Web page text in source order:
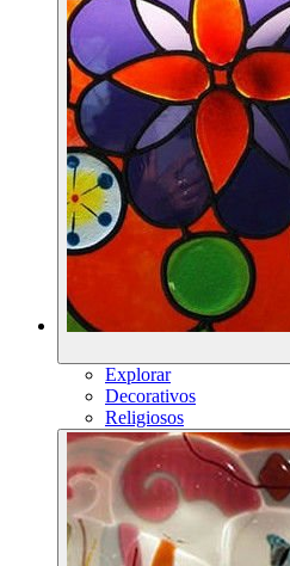
Explorar
Decorativos
Religiosos